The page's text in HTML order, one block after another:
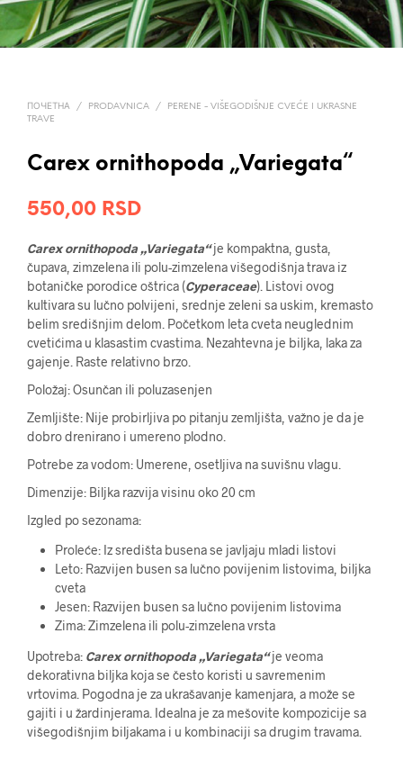
ПОЧЕТНА / PRODAVNICA /
PERENE - VIŠEGODIŠNJE CVEĆE I UKRASNE
TRAVE
Carex ornithopoda „Variegata“
550,00 RSD
Carex ornithopoda „Variegata“je kompaktna, gusta,
čupava, zimzelena ili polu-zimzelena višegodišnja trava iz
botaničke porodice oštrica (Cyperaceae). Listovi ovog
kultivara su lučno polvijeni, srednje zeleni sa uskim, kremasto
belim središnjim delom. Početkom leta cveta neuglednim
cvetićima u klasastim cvastima. Nezahtevna je biljka, laka za
gajenje. Raste relativno brzo.
Položaj: Osunčan ili poluzasenjen
Zemljište: Nije probirljiva po pitanju zemljišta, važno je da je
dobro drenirano i umereno plodno.
Potrebe za vodom: Umerene, osetljiva na suvišnu vlagu.
Dimenzije: Biljka razvija visinu oko 20 cm
Izgled po sezonama:
Proleće: Iz središta busena se javljaju mladi listovi
Leto: Razvijen busen sa lučno povijenim listovima, biljka
cveta
Jesen: Razvijen busen sa lučno povijenim listovima
Zima: Zimzelena ili polu-zimzelena vrsta
Upotreba: Carex ornithopoda „Variegata“je veoma
dekorativna biljka koja se često koristi u savremenim
vrtovima. Pogodna je za ukrašavanje kamenjara, a može se
gajiti i u žardinjerama. Idealna je za mešovite kompozicije sa
višegodišnjim biljakama i u kombinaciji sa drugim travama.